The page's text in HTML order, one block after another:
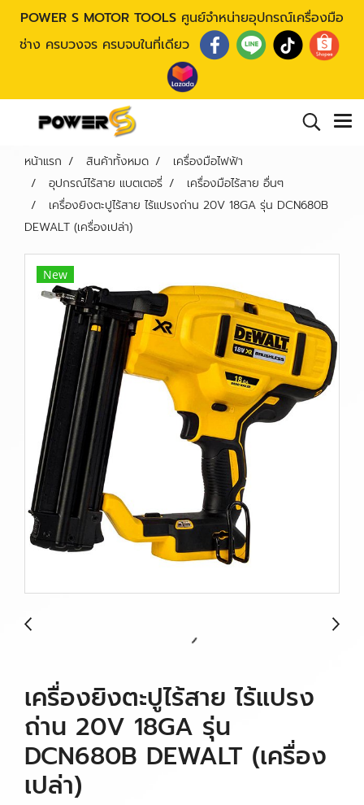
POWER S MOTOR TOOLS ศูนย์จำหน่ายอุปกรณ์เครื่องมือ
ช่าง ครบวงจร ครบจบในที่เดียว
หน้าแรก สินค้าทั้งหมด
เครื่องมือไฟฟ้า
อุปกรณ์ไร้สาย แบตเตอรี่
เครื่องมือไร้สาย อื่นๆ
เครื่องยิงตะปูไร้สาย ไร้แปรงถ่าน 20V 18GA รุ่น DCN680B
DEWALT (เครื่องเปล่า)
New
เครื่องยิงตะปูไร้สาย ไร้แปรง
ถ่าน 20V 18GA รุ่น
DCN680B DEWALT (เครื่อง
เปล่า)